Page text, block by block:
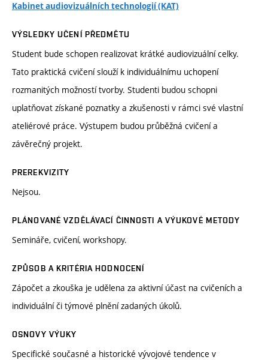
Kabinet audiovizuálních technologií (KAT)
VÝSLEDKY UČENÍ PŘEDMĚTU
Student bude schopen realizovat krátké audiovizuální celky.
Tato praktická cvičení slouží k individuálnímu uchopení
rozmanitých možností tvorby. Studenti budou schopni
uplatňovat získané poznatky a zkušenosti v rámci své vlastní
ateliérové práce. Výstupem budou průběžná cvičení a
závěrečný projekt.
PREREKVIZITY
Nejsou.
PLÁNOVANÉ VZDĚLÁVACÍ ČINNOSTI A VÝUKOVÉ METODY
Semináře, cvičení, workshopy.
ZPŮSOB A KRITÉRIA HODNOCENÍ
Zápočet a zkouška je udělena za aktivní účast na cvičeních a
individuální či týmové plnění zadaných úkolů.
OSNOVY VÝUKY
Specifické současné a historické vývojové tendence v